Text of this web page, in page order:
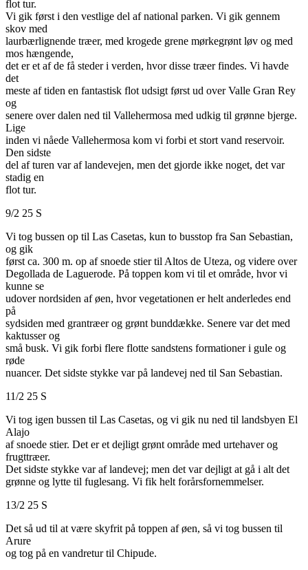
flot tur.
Vi gik først i den vestlige del af national parken. Vi gik gennem
skov med
laurbærlignende træer, med krogede grene mørkegrønt løv og med
mos hængende,
det er et af de få steder i verden, hvor disse træer findes. Vi havde
det
meste af tiden en fantastisk flot udsigt først ud over Valle Gran Rey
og
senere over dalen ned til Vallehermosa med udkig til grønne bjerge.
Lige
inden vi nåede Vallehermosa kom vi forbi et stort vand reservoir.
Den sidste
del af turen var af landevejen, men det gjorde ikke noget, det var
stadig en
flot tur.
9/2 25 S
Vi tog bussen op til Las Casetas, kun to busstop fra San Sebastian,
og gik
først ca. 300 m. op af snoede stier til Altos de Uteza, og videre over
Degollada de Laguerode. På toppen kom vi til et område, hvor vi
kunne se
udover nordsiden af øen, hvor vegetationen er helt anderledes end
på
sydsiden med grantræer og grønt bunddække. Senere var det med
kaktusser og
små busk. Vi gik forbi flere flotte sandstens formationer i gule og
røde
nuancer. Det sidste stykke var på landevej ned til San Sebastian.
11/2 25 S
Vi tog igen bussen til Las Casetas, og vi gik nu ned til landsbyen El
Alajo
af snoede stier. Det er et dejligt grønt område med urtehaver og
frugttræer.
Det sidste stykke var af landevej; men det var dejligt at gå i alt det
grønne og lytte til fuglesang. Vi fik helt forårsfornemmelser.
13/2 25 S
Det så ud til at være skyfrit på toppen af øen, så vi tog bussen til
Arure
og tog på en vandretur til Chipude.